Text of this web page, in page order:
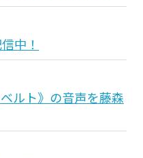
中！
ルト》の音声を藤森